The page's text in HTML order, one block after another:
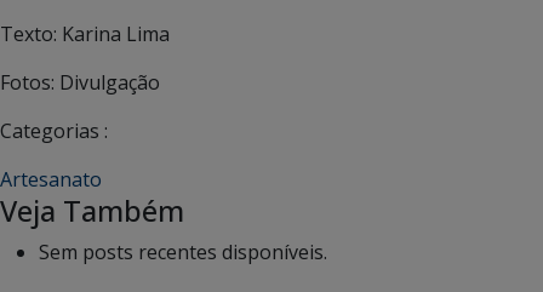
Texto: Karina Lima
Fotos: Divulgação
Categorias :
Artesanato
Veja Também
Sem posts recentes disponíveis.